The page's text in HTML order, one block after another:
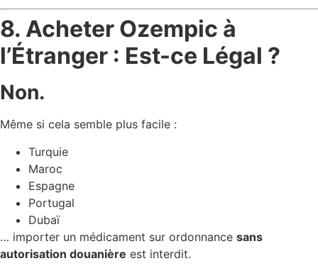
8. Acheter Ozempic à
l’Étranger : Est-ce Légal ?
Non.
Même si cela semble plus facile :
Turquie
Maroc
Espagne
Portugal
Dubaï
… importer un médicament sur ordonnance sans
autorisation douanière est interdit.